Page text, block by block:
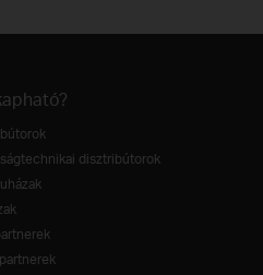
disztribútorok